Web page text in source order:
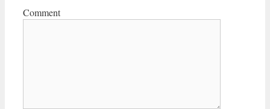
Comment